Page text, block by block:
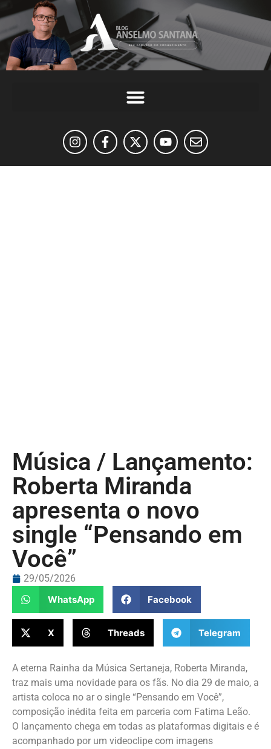
Música / Lançamento:
Roberta Miranda
apresenta o novo
single “Pensando em
Você”
29/05/2026
WhatsApp
Facebook
X Threads Telegram
A eterna Rainha da Música Sertaneja, Roberta Miranda,
traz mais uma novidade para os fãs. No dia 29 de maio, a
artista coloca no ar o single “Pensando em Você”,
composição inédita feita em parceria com Fatima Leão.
O lançamento chega em todas as plataformas digitais e é
acompanhado por um videoclipe com imagens